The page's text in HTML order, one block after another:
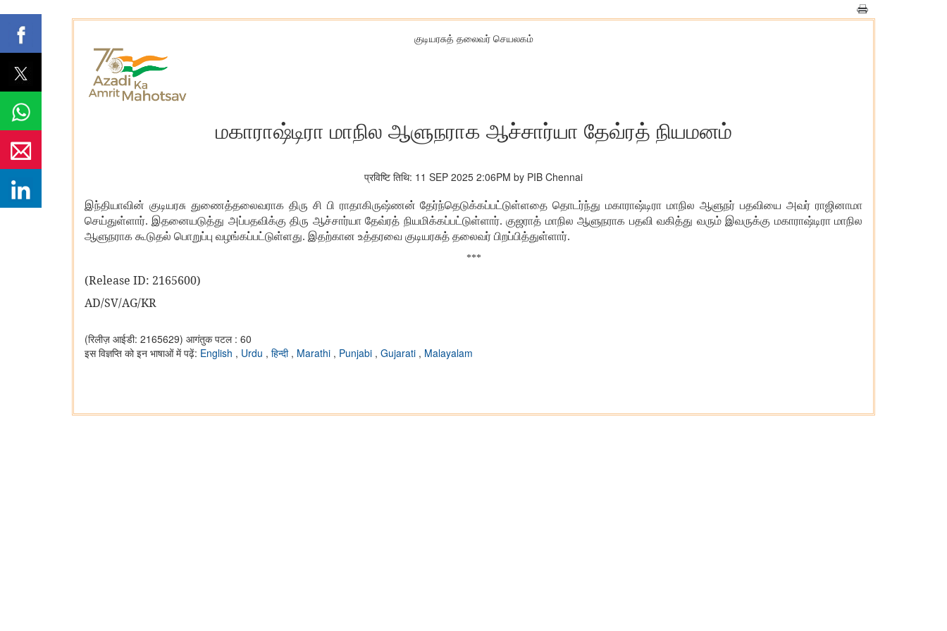
குடியரசுத் தலைவர் செயலகம்
மகாராஷ்டிரா மாநில ஆளுநராக ஆச்சார்யா தேவ்ரத் நியமனம்
प्रविष्टि तिथि: 11 SEP 2025 2:06PM by PIB Chennai
இந்தியாவின் குடியரசு துணைத்தலைவராக திரு சி பி ராதாகிருஷ்ணன் தேர்ந்தெடுக்கப்பட்டுள்ளதை தொடர்ந்து மகாராஷ்டிரா மாநில ஆளுநர் பதவியை அவர் ராஜினாமா
செய்துள்ளார். இதனையடுத்து அப்பதவிக்கு திரு ஆச்சார்யா தேவ்ரத் நியமிக்கப்பட்டுள்ளார். குஜராத் மாநில ஆளுநராக பதவி வகித்து வரும் இவருக்கு மகாராஷ்டிரா மாநில
ஆளுநராக கூடுதல் பொறுப்பு வழங்கப்பட்டுள்ளது. இதற்கான உத்தரவை குடியரசுத் தலைவர் பிறப்பித்துள்ளார்.
***
(Release ID: 2165600)
AD/SV/AG/KR
(रिलीज़ आईडी: 2165629) आगंतुक पटल : 60
इस विज्ञप्ति को इन भाषाओं में पढ़ें: English , Urdu , हिन्दी , Marathi , Punjabi , Gujarati , Malayalam